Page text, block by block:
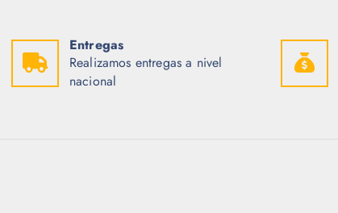
Entregas
Realizamos entregas a nivel
nacional